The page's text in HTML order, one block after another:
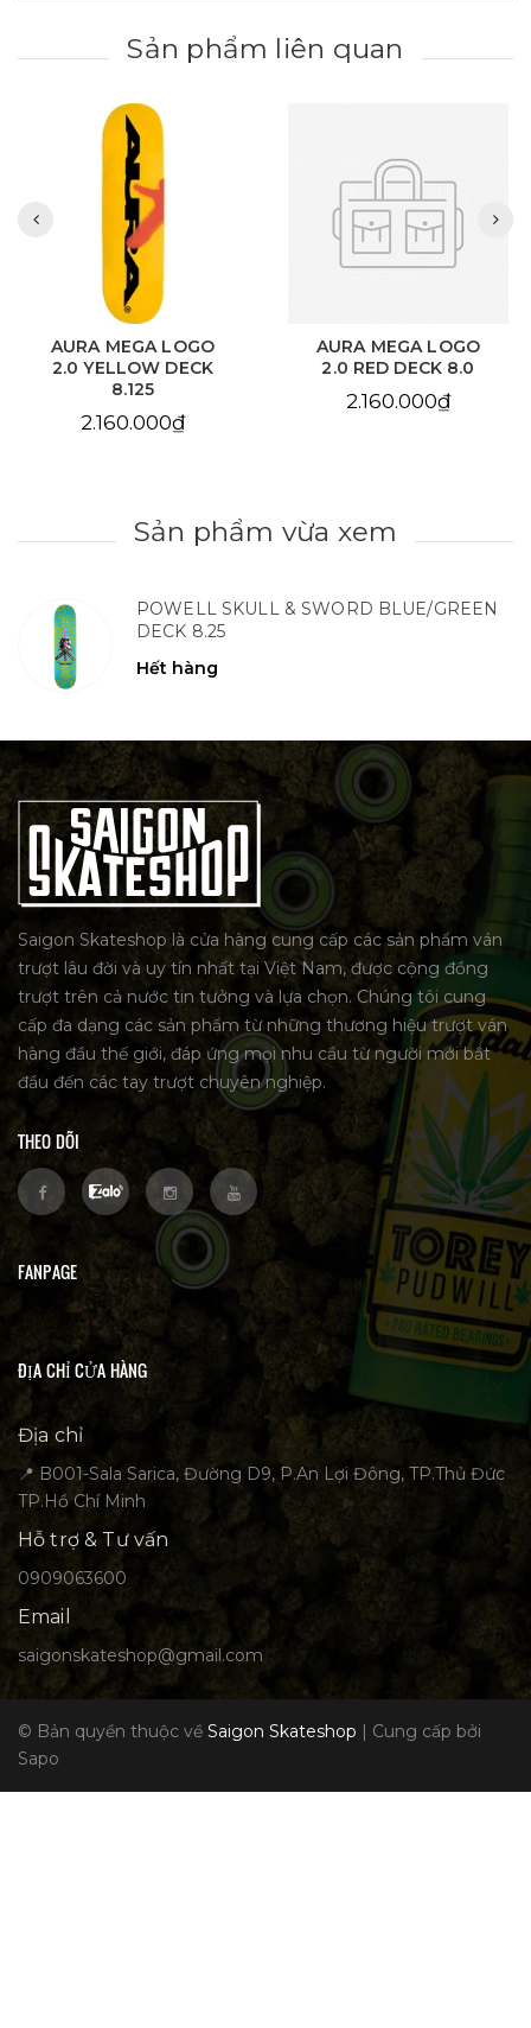
Sản phẩm liên quan
AURA MEGA LOGO
2.0 RED DECK 8.0
2.160.000₫
AURA CHAIN EYE
LOVE SKY BLUE DECK
8.125
Sản phẩm vừa xem
POWELL SKULL & SWORD BLUE/GREEN
DECK 8.25
Hết hàng
Saigon Skateshop là cửa hàng cung cấp các sản phẩm ván
trượt lâu đời và uy tín nhất tại Việt Nam, được cộng đồng
trượt trên cả nước tin tưởng và lựa chọn. Chúng tôi cung
cấp đa dạng các sản phẩm từ những thương hiệu trượt ván
hàng đầu thế giới, đáp ứng mọi nhu cầu từ người mới bắt
đầu đến các tay trượt chuyên nghiệp.
THEO DÕI
FANPAGE
ĐỊA CHỈ CỬA HÀNG
Địa chỉ
📍 B001-Sala Sarica, Đường D9, P.An Lợi Đông, TP.Thủ Đức
TP.Hồ Chí Minh
Hỗ trợ & Tư vấn
0909063600
Email
saigonskateshop@gmail.com
© Bản quyền thuộc về Saigon Skateshop | Cung cấp bởi
Sapo